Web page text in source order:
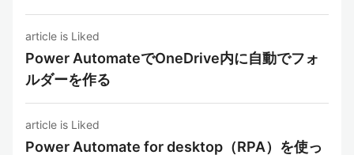
article is Liked
Power AutomateでOneDrive内に自動でフォ
ルダーを作る
article is Liked
Power Automate for desktop（RPA）を使っ